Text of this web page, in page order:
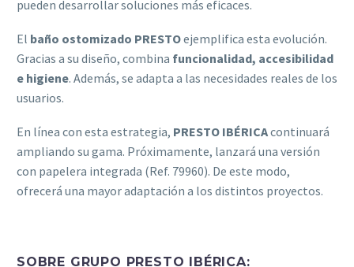
pueden desarrollar soluciones más eficaces.
El baño ostomizado PRESTOejemplifica esta evolución.
Gracias a su diseño, combina funcionalidad, accesibilidad
e higiene. Además, se adapta a las necesidades reales de los
usuarios.
En línea con esta estrategia, PRESTO IBÉRICAcontinuará
ampliando su gama. Próximamente, lanzará una versión
con papelera integrada (Ref. 79960). De este modo,
ofrecerá una mayor adaptación a los distintos proyectos.
SOBRE GRUPO PRESTO IBÉRICA: